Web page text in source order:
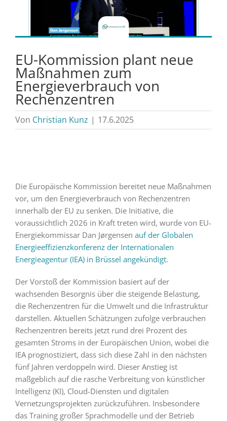
EU-Kommission plant neue
Maßnahmen zum
Energieverbrauch von
Rechenzentren
Von Christian Kunz | 17.6.2025
Die Europäische Kommission bereitet neue Maßnahmen
vor, um den Energieverbrauch von Rechenzentren
innerhalb der EU zu senken. Die Initiative, die
voraussichtlich 2026 in Kraft treten wird, wurde von EU-
Energiekommissar Dan Jørgensen auf der Globalen
Energieeffizienzkonferenz der Internationalen
Energieagentur (IEA) in Brüssel angekündigt.
Der Vorstoß der Kommission basiert auf der
wachsenden Besorgnis über die steigende Belastung,
die Rechenzentren für die Umwelt und die Infrastruktur
darstellen. Aktuellen Schätzungen zufolge verbrauchen
Rechenzentren bereits jetzt rund drei Prozent des
gesamten Stroms in der Europäischen Union, wobei die
IEA prognostiziert, dass sich diese Zahl in den nächsten
fünf Jahren verdoppeln wird. Dieser Anstieg ist
maßgeblich auf die rasche Verbreitung von künstlicher
Intelligenz (KI), Cloud-Diensten und digitalen
Vernetzungsprojekten zurückzuführen. Insbesondere
das Training großer Sprachmodelle und der Betrieb